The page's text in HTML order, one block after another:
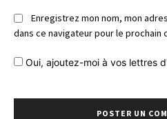
Enregistrez mon nom, mon
dans ce navigateur pour le prochain
Oui, ajoutez-moi à vos lettres